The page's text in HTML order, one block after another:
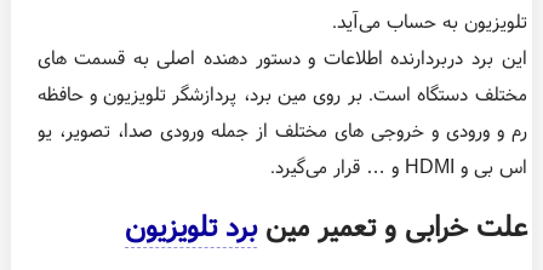
تلویزیون به حساب می‌آید.
این برد دربردارنده اطلاعات و دستور دهنده اصلی به قسمت های
مختلف دستگاه است. بر روی مین برد، پردازشگر تلویزیون و حافظه
رم و ورودی و خروجی های مختلف از جمله ورودی صدا، تصویر، یو
اس بی و HDMI و … قرار می‌گیرد.
علت خرابی و تعمیر مینبرد تلویزیون